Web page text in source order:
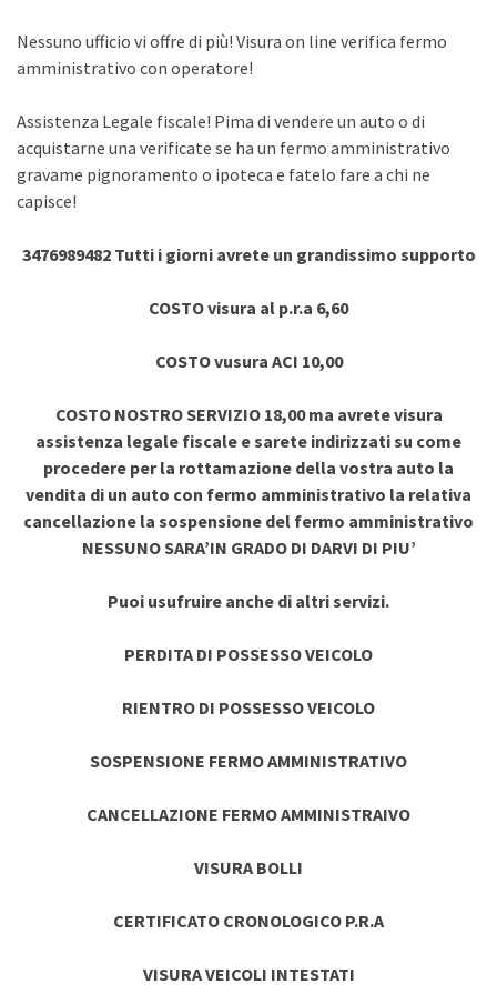
Nessuno ufficio vi offre di più! Visura on line verifica fermo
amministrativo con operatore!
Assistenza Legale fiscale! Pima di vendere un auto o di
acquistarne una verificate se ha un fermo amministrativo
gravame pignoramento o ipoteca e fatelo fare a chi ne
capisce!
3476989482 Tutti i giorni avrete un grandissimo supporto
COSTO visura al p.r.a 6,60
COSTO vusura ACI 10,00
COSTO NOSTRO SERVIZIO 18,00 ma avrete visura
assistenza legale fiscale e sarete indirizzati su come
procedere per la rottamazione della vostra auto la
vendita di un auto con fermo amministrativo la relativa
cancellazione la sospensione del fermo amministrativo
NESSUNO SARA’IN GRADO DI DARVI DI PIU’
Puoi usufruire anche di altri servizi.
PERDITA DI POSSESSO VEICOLO
RIENTRO DI POSSESSO VEICOLO
SOSPENSIONE FERMO AMMINISTRATIVO
CANCELLAZIONE FERMO AMMINISTRAIVO
VISURA BOLLI
CERTIFICATO CRONOLOGICO P.R.A
VISURA VEICOLI INTESTATI